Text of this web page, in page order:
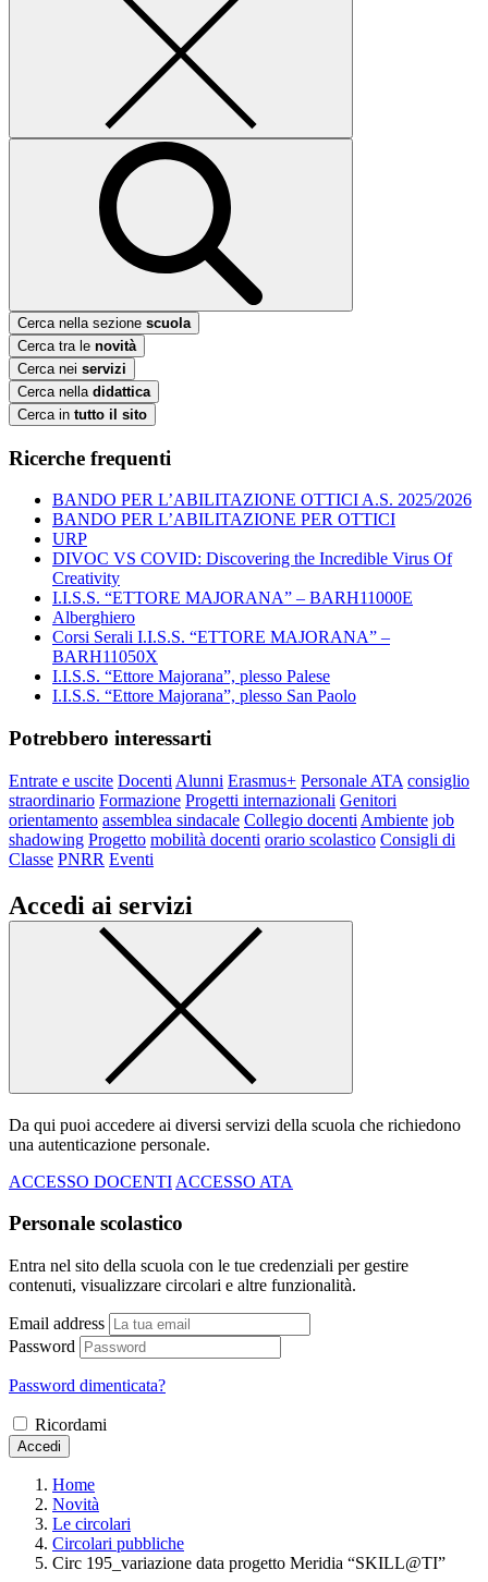
Cerca nella sezione scuola
Cerca tra le novità
Cerca nei servizi
Cerca nella didattica
Cerca in tutto il sito
Ricerche frequenti
BANDO PER L’ABILITAZIONE OTTICI A.S. 2025/2026
BANDO PER L’ABILITAZIONE PER OTTICI
URP
DIVOC VS COVID: Discovering the Incredible Virus Of
Creativity
I.I.S.S. “ETTORE MAJORANA” – BARH11000E
Alberghiero
Corsi Serali I.I.S.S. “ETTORE MAJORANA” –
BARH11050X
I.I.S.S. “Ettore Majorana”, plesso Palese
I.I.S.S. “Ettore Majorana”, plesso San Paolo
Potrebbero interessarti
Entrate e uscite Docenti Alunni Erasmus+ Personale ATA consiglio
straordinario Formazione Progetti internazionali Genitori
orientamento assemblea sindacale Collegio docenti Ambiente job
shadowing Progetto mobilità docenti orario scolastico Consigli di
Classe PNRR Eventi
Accedi ai servizi
Da qui puoi accedere ai diversi servizi della scuola che richiedono
una autenticazione personale.
ACCESSO DOCENTI ACCESSO ATA
Personale scolastico
Entra nel sito della scuola con le tue credenziali per gestire
contenuti, visualizzare circolari e altre funzionalità.
Email address
Password
Password dimenticata?
Ricordami
Accedi
Home
Novità
Le circolari
Circolari pubbliche
Circ 195_variazione data progetto Meridia “SKILL@TI”